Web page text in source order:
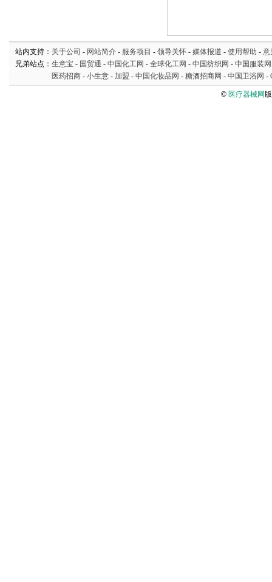
站内支持： 关于公司 - 网站简介 - 服务项目 - 领导关怀 - 媒体报道 - 使用帮助 - 意
兄弟站点： 生意宝 - 国贸通 - 中国化工网 - 全球化工网 - 中国纺织网 - 中国服装网
医药招商 - 小生意 - 加盟 - 中国化妆品网 - 糖酒招商网 - 中国卫浴网 -
© 医疗器械网